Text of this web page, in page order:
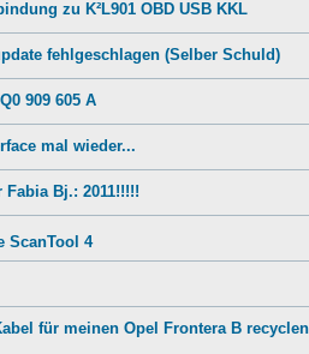
zu K²L901 OBD USB KKL
fehlgeschlagen (Selber Schuld)
909 605 A
mal wieder...
Bj.: 2011!!!!!
ScanTool 4
für meinen Opel Frontera B